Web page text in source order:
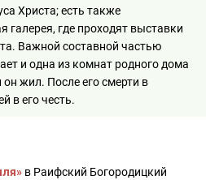
Христа; есть также
галерея, где проходят выставки
Важной составной частью
и одна из комнат родного дома
жил. После его смерти в
в его честь.
в Раифский Богородицкий